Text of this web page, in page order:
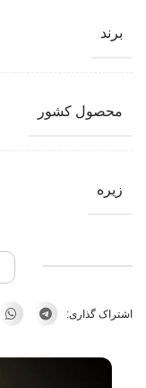
برند
محصول کشور
زیره
اشتراک گذاری: